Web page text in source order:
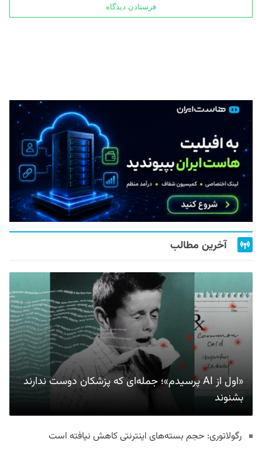
آخرین مطالب
«اول از AI پرسیدم»؛ جمله‌ای که پزشکان دوست ندارند
بشنوند
رگولاتوری: حجم بسته‌های اینترنتی کاهش نیافته است